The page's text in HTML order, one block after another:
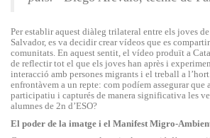
Per establir aquest diàleg trilateral entre els joves
Salvador, es va decidir crear vídeos que es
comunitats. En aquest sentit, el vídeo produït a
de reflectir tot el que els joves han après i
interacció amb persones migrants i el treball a
enfrontàvem a un repte: com podíem assegurar que
participatiu i capturés de manera significativa les
alumnes de 2n d’ESO?
El poder de la imatge i el Manifest Migro-